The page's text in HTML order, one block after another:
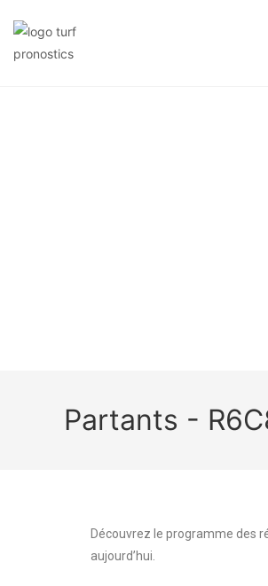
Partants -
Découvrez le programme des
aujourd’hui.